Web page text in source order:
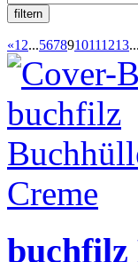
«1 2...5678910111213...
buchfilz